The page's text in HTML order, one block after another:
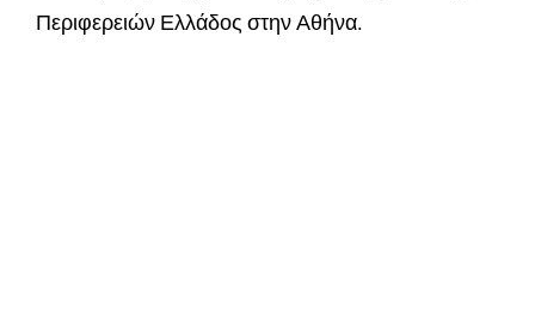
Περιφερειών Ελλάδος στην Αθήνα.